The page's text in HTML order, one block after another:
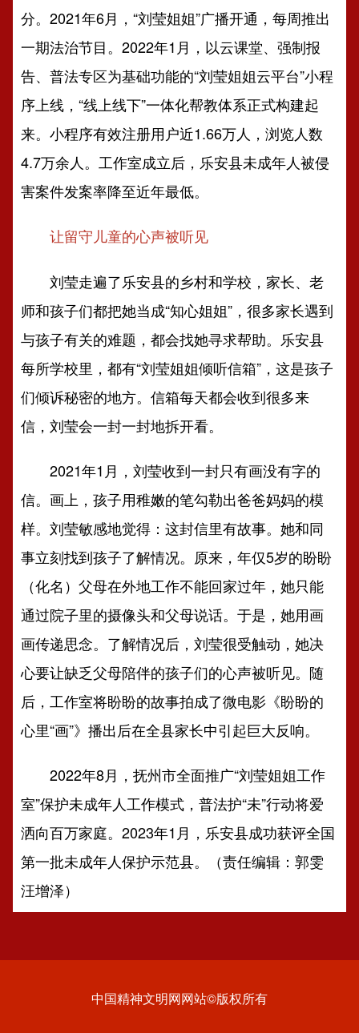
分。2021年6月，“刘莹姐姐”广播开通，每周推出
一期法治节目。2022年1月，以云课堂、强制报
告、普法专区为基础功能的“刘莹姐姐云平台”小程
序上线，“线上线下”一体化帮教体系正式构建起
来。小程序有效注册用户近1.66万人，浏览人数
4.7万余人。工作室成立后，乐安县未成年人被侵
害案件发案率降至近年最低。
让留守儿童的心声被听见
刘莹走遍了乐安县的乡村和学校，家长、老
师和孩子们都把她当成“知心姐姐”，很多家长遇到
与孩子有关的难题，都会找她寻求帮助。乐安县
每所学校里，都有“刘莹姐姐倾听信箱”，这是孩子
们倾诉秘密的地方。信箱每天都会收到很多来
信，刘莹会一封一封地拆开看。
2021年1月，刘莹收到一封只有画没有字的
信。画上，孩子用稚嫩的笔勾勒出爸爸妈妈的模
样。刘莹敏感地觉得：这封信里有故事。她和同
事立刻找到孩子了解情况。原来，年仅5岁的盼盼
（化名）父母在外地工作不能回家过年，她只能
通过院子里的摄像头和父母说话。于是，她用画
画传递思念。了解情况后，刘莹很受触动，她决
心要让缺乏父母陪伴的孩子们的心声被听见。随
后，工作室将盼盼的故事拍成了微电影《盼盼的
心里“画”》播出后在全县家长中引起巨大反响。
2022年8月，抚州市全面推广“刘莹姐姐工作
室”保护未成年人工作模式，普法护“未”行动将爱
洒向百万家庭。2023年1月，乐安县成功获评全国
第一批未成年人保护示范县。（责任编辑：郭雯
汪增泽）
中国精神文明网网站©版权所有